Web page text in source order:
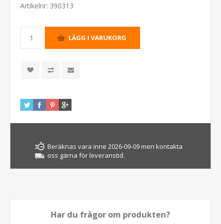
Artikelnr: 390313
Beräknas vara inne 2026-09-09 men kontakta
oss gärna för leveranstid.
Har du frågor om produkten?